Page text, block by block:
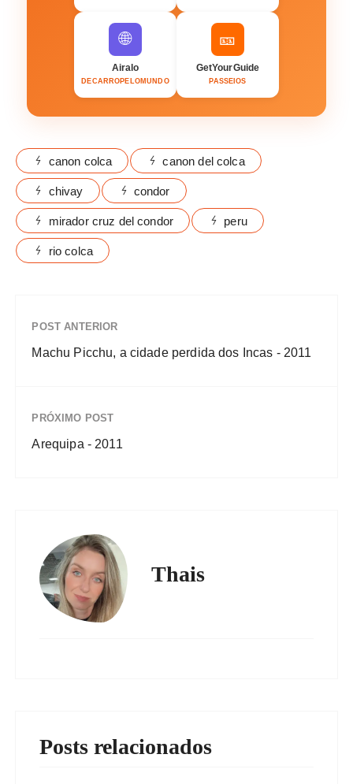
🌐
Airalo
DECARROPELOMUNDO
🎫
GetYourGuide
PASSEIOS
canon colca canon del colca
chivay condor
mirador cruz del condor peru
rio colca
POST ANTERIOR
Machu Picchu, a cidade perdida dos Incas - 2011
PRÓXIMO POST
Arequipa - 2011
Thais
Posts relacionados